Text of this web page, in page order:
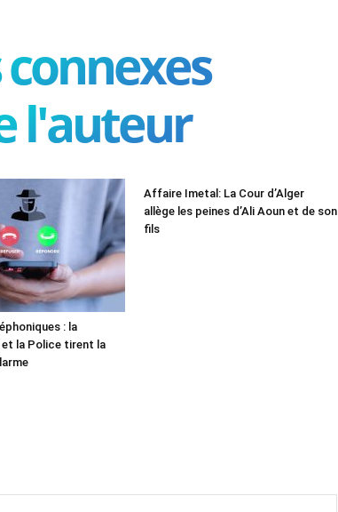
l'auteur
: la
et la Police tirent la
Affaire Imetal: La Cour d’Alger
allège les peines d’Ali Aoun et de son
fils